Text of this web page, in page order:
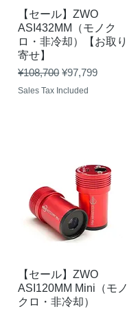
Quick View
【セール】ZWO
ASI432MM（モノク
ロ・非冷却）【お取り
寄せ】
Regular Price
¥108,700 Sale Price
¥97,799
Sales Tax Included
Quick View
【セール】ZWO
ASI120MM Mini（モノ
クロ・非冷却）